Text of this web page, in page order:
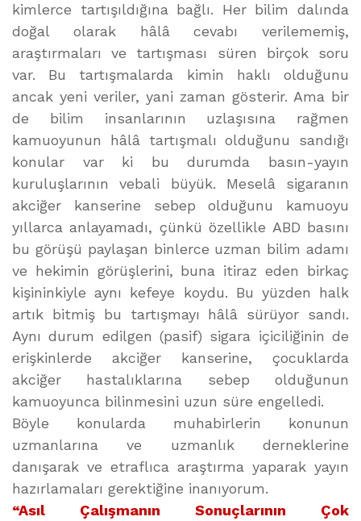
kimlerce tartışıldığına bağlı. Her bilim dalında
doğal olarak hâlâ cevabı verilememiş,
araştırmaları ve tartışması süren birçok soru
var. Bu tartışmalarda kimin haklı olduğunu
ancak yeni veriler, yani zaman gösterir. Ama bir
de bilim insanlarının uzlaşısına rağmen
kamuoyunun hâlâ tartışmalı olduğunu sandığı
konular var ki bu durumda basın-yayın
kuruluşlarının vebali büyük. Meselâ sigaranın
akciğer kanserine sebep olduğunu kamuoyu
yıllarca anlayamadı, çünkü özellikle ABD basını
bu görüşü paylaşan binlerce uzman bilim adamı
ve hekimin görüşlerini, buna itiraz eden birkaç
kişininkiyle aynı kefeye koydu. Bu yüzden halk
artık bitmiş bu tartışmayı hâlâ sürüyor sandı.
Aynı durum edilgen (pasif) sigara içiciliğinin de
erişkinlerde akciğer kanserine, çocuklarda
akciğer hastalıklarına sebep olduğunun
kamuoyunca bilinmesini uzun süre engelledi.
Böyle konularda muhabirlerin konunun
uzmanlarına ve uzmanlık derneklerine
danışarak ve etraflıca araştırma yaparak yayın
hazırlamaları gerektiğine inanıyorum.
“Asıl Çalışmanın Sonuçlarının Çok